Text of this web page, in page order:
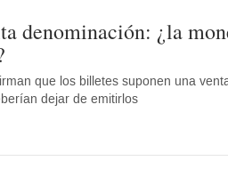
denominación: ¿la
que los billetes suponen una
dejar de emitirlos